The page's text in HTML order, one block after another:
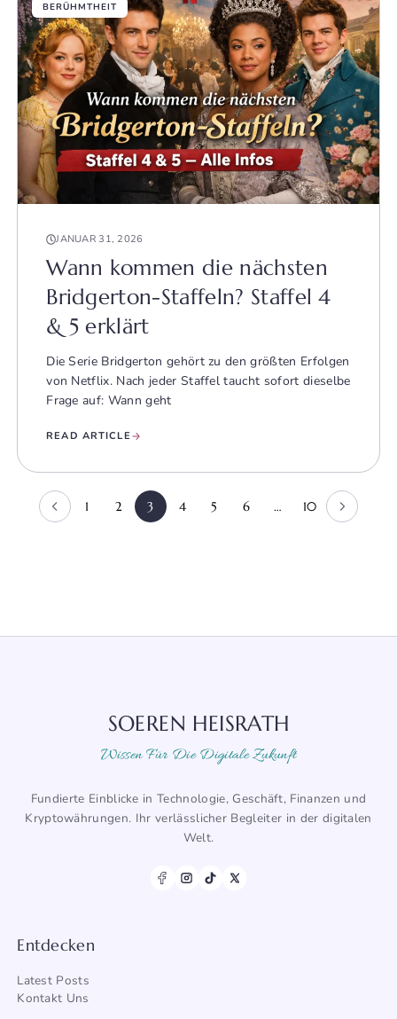
BERÜHMTHEIT
JANUAR 31, 2026
Wann kommen die nächsten
Bridgerton-Staffeln? Staffel 4
& 5 erklärt
Die Serie Bridgerton gehört zu den größten Erfolgen
von Netflix. Nach jeder Staffel taucht sofort dieselbe
Frage auf: Wann geht
READ ARTICLE
1 2 3 4 5 6 … 10
SOEREN HEISRATH
Wissen Für Die Digitale Zukunft
Fundierte Einblicke in Technologie, Geschäft, Finanzen und
Kryptowährungen. Ihr verlässlicher Begleiter in der digitalen
Welt.
Entdecken
Latest Posts
Kontakt Uns